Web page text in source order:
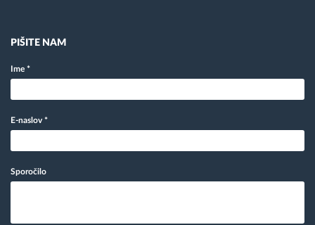
PIŠITE NAM
Ime *
E-naslov *
Sporočilo